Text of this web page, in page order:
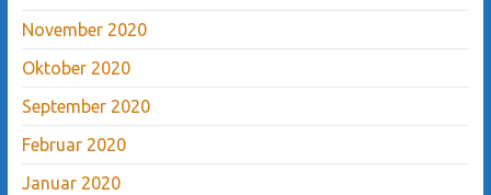
November 2020
Oktober 2020
September 2020
Februar 2020
Januar 2020